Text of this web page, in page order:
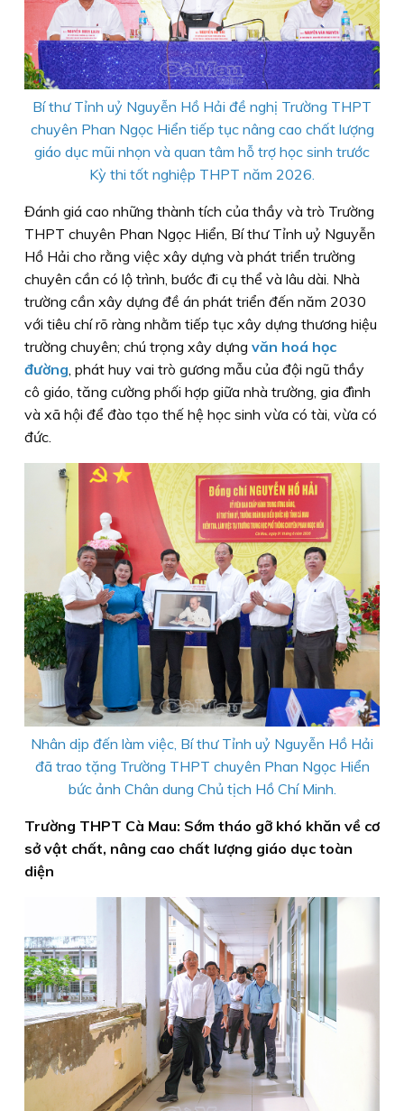
Bí thư Tỉnh uỷ Nguyễn Hồ Hải đề nghị Trường THPT
chuyên Phan Ngọc Hiển tiếp tục nâng cao chất lượng
giáo dục mũi nhọn và quan tâm hỗ trợ học sinh trước
Kỳ thi tốt nghiệp THPT năm 2026.
Đánh giá cao những thành tích của thầy và trò Trường
THPT chuyên Phan Ngọc Hiển, Bí thư Tỉnh uỷ Nguyễn
Hồ Hải cho rằng việc xây dựng và phát triển trường
chuyên cần có lộ trình, bước đi cụ thể và lâu dài. Nhà
trường cần xây dựng đề án phát triển đến năm 2030
với tiêu chí rõ ràng nhằm tiếp tục xây dựng thương hiệu
trường chuyên; chú trọng xây dựng văn hoá học
đường, phát huy vai trò gương mẫu của đội ngũ thầy
cô giáo, tăng cường phối hợp giữa nhà trường, gia đình
và xã hội để đào tạo thế hệ học sinh vừa có tài, vừa có
đức.
Nhân dịp đến làm việc, Bí thư Tỉnh uỷ Nguyễn Hồ Hải
đã trao tặng Trường THPT chuyên Phan Ngọc Hiển
bức ảnh Chân dung Chủ tịch Hồ Chí Minh.
Trường THPT Cà Mau: Sớm tháo gỡ khó khăn về cơ
sở vật chất, nâng cao chất lượng giáo dục toàn
diện